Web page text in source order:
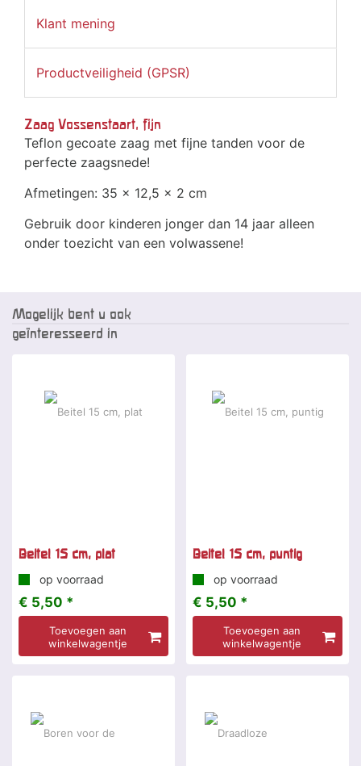
Klant mening
Productveiligheid (GPSR)
Zaag Vossenstaart, fijn
Teflon gecoate zaag met fijne tanden voor de
perfecte zaagsnede!
Afmetingen: 35 x 12,5 x 2 cm
Gebruik door kinderen jonger dan 14 jaar alleen
onder toezicht van een volwassene!
Mogelijk bent u ook
geïnteresseerd in
Beitel 15 cm, plat
op voorraad
€ 5,50 *
Toevoegen aan
winkelwagentje
Beitel 15 cm, puntig
op voorraad
€ 5,50 *
Toevoegen aan
winkelwagentje